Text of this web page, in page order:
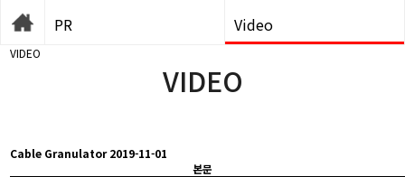
PR Video
VIDEO
VIDEO
Cable Granulator2019-11-01
본문